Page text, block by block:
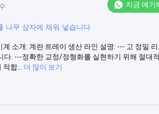
지금 얘기
나무 상자에 채워 넣습니다
소개: 계란 트레이 생산 라인 설명: --- 고 정밀
. ---정확한 교정/정형화를 실현하기 위해 절대
합...
더 많이 보기